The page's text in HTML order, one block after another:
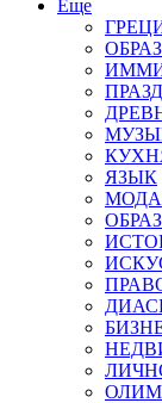
Еще
ЯЗЫК
МОДА